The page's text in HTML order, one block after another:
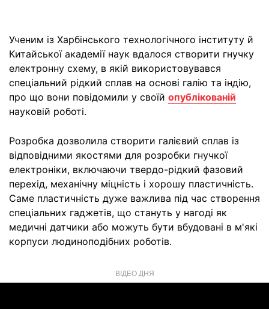
Ученим із Харбінського технологічного інституту й
Китайської академії наук вдалося створити гнучку
електронну схему, в якій використовувався
спеціальний рідкий сплав на основі галію та індію,
про що вони повідомили у своїй опублікованій
науковій роботі.
Розробка дозволила створити галієвий сплав із
відповідними якостями для розробки гнучкої
електроніки, включаючи твердо-рідкий фазовий
перехід, механічну міцність і хорошу пластичність.
Саме пластичність дуже важлива під час створення
спеціальних гаджетів, що стануть у нагоді як
медичні датчики або можуть бути вбудовані в м'які
корпуси людиноподібних роботів.
ВІДЕО ДНЯ